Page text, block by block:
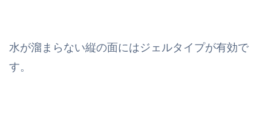
水が溜まらない縦の面にはジェルタイプが有効で
す。